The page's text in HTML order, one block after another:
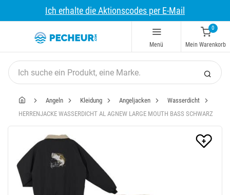
Ich erhalte die Aktionscodes per E-Mail
Menü
0
Mein Warenkorb
Angeln Kleidung Angeljacken
Wasserdicht
HERRENJACKE WASSERDICHT AL AGNEW LARGE MOUTH BASS SCHWARZ